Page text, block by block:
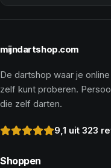
mijndartshop.com
De dartshop waar je
zelf kunt proberen.
die zelf darten.
9,1 uit 323
Shoppen